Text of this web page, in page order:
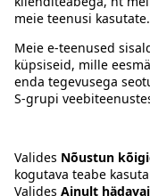
Juhised
Tingimused
Keel:ETENRU